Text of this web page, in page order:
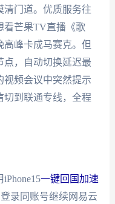
清门道。优质服务往
看芒果TV直播《歌
峰卡成马赛克。但
点，自动切换延迟最
视频会议中突然提示
切到联通专线，全程
一键回国加速
录同账号继续网易云